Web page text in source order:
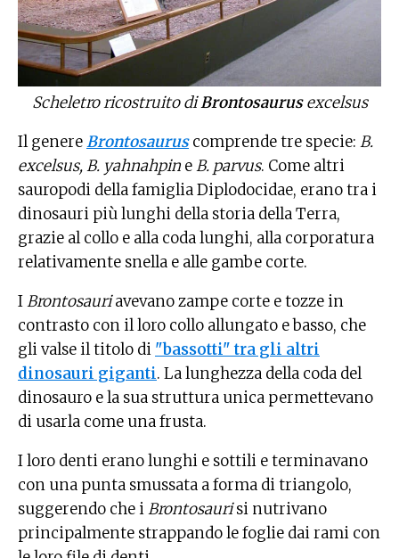
Scheletro ricostruito diBrontosaurusexcelsus
Il genereBrontosaurus comprende tre specie: B.
excelsus, B. yahnahpin eB. parvus. Come altri
sauropodi della famiglia Diplodocidae, erano tra i
dinosauri più lunghi della storia della Terra,
grazie al collo e alla coda lunghi, alla corporatura
relativamente snella e alle gambe corte.
IBrontosauriavevano zampe corte e tozze in
contrasto con il loro collo allungato e basso, che
gli valse il titolo di "bassotti" tra gli altri
dinosauri giganti. La lunghezza della coda del
dinosauro e la sua struttura unica permettevano
di usarla come una frusta.
I loro denti erano lunghi e sottili e terminavano
con una punta smussata a forma di triangolo,
suggerendo che iBrontosaurisi nutrivano
principalmente strappando le foglie dai rami con